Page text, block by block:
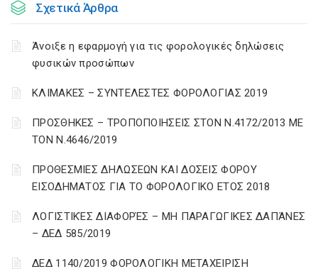
Σχετικά Άρθρα
Άνοιξε η εφαρμογή για τις φορολογικές δηλώσεις
φυσικών προσώπων
ΚΛΙΜΑΚΕΣ – ΣΥΝΤΕΛΕΣΤΕΣ ΦΟΡΟΛΟΓΙΑΣ 2019
ΠΡΟΣΘΗΚΕΣ – ΤΡΟΠΟΠΟΙΗΣΕΙΣ ΣΤΟΝ Ν.4172/2013 ΜΕ
ΤΟΝ Ν.4646/2019
ΠΡΟΘΕΣΜΙΕΣ ΔΗΛΩΣΕΩΝ ΚΑΙ ΔΟΣΕΙΣ ΦΟΡΟΥ
ΕΙΣΟΔΗΜΑΤΟΣ ΓΙΑ ΤΟ ΦΟΡΟΛΟΓΙΚΟ ΕΤΟΣ 2018
ΛΟΓΙΣΤΙΚΈΣ ΔΙΑΦΟΡΈΣ – ΜΗ ΠΑΡΑΓΩΓΙΚΈΣ ΔΑΠΆΝΕΣ
– ΔΕΔ 585/2019
ΔΕΔ 1140/2019 ΦΟΡΟΛΟΓΙΚΗ ΜΕΤΑΧΕΙΡΙΣΗ